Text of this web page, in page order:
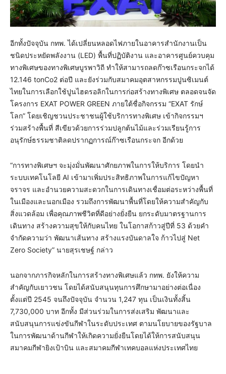
อีกทั้งปัจจุบัน กทพ. ได้เปลี่ยนหลอดไฟภายในอาคารสำนักงานเป็น
ชนิดประหยัดพลังงาน (LED) พื้นที่ปฏิบัติงาน และอาคารศูนย์ควบคุม
ทางพิเศษของทางพิเศษบูรพาวิถี ทำให้สามารถลดก๊าซเรือนกระจกได้
12.146 tonCo2 ต่อปี และยังร่วมกับสมาคมอุตสาหกรรมปูนซิเมนต์
ไทยในการเลือกใช้ปูนไฮดรอลิกในการก่อสร้างทางพิเศษ ตลอดจนจัด
โครงการ EXAT POWER GREEN ภายใต้ชื่อกิจกรรม “EXAT รักษ์
โลก” โดยเชิญชวนประชาชนผู้ใช้บริการทางพิเศษ เข้ากิจกรรมฯ
ร่วมสร้างพื้นที่ สีเขียวด้วยการร่วมปลูกต้นไม้และร่วมเรียนรู้การ
อนุรักษ์ธรรมชาติลดปรากฏการณ์ก๊าซเรือนกระจก อีกด้วย
“การทางพิเศษฯ จะมุ่งมั่นพัฒนาศักยภาพในการให้บริการ โดยนำ
ระบบเทคโนโลยี AI เข้ามาเพิ่มประสิทธิภาพในการแก้ไขปัญหา
จราจร และอำนวยความสะดวกในการเดินทางเชื่อมต่อระหว่างพื้นที่
ในเมืองและนอกเมือง รวมถึงการพัฒนาพื้นที่โดยให้ความสำคัญกับ
สิ่งแวดล้อม เพื่อคุณภาพชีวิตที่ดีอย่างยั่งยืน ยกระดับมาตรฐานการ
เดินทาง สร้างความสุขให้กับคนไทย ในโอกาสก้าวสู่ปีที่ 53 ด้วยคำ
จำกัดความว่า พัฒนาเส้นทาง สร้างแรงบันดาลใจ ก้าวไปสู่ Net
Zero Society” นายสุรเชษฐ์ กล่าว
นอกจากภารกิจหลักในการสร้างทางพิเศษแล้ว กทพ. ยังให้ความ
สำคัญกับเยาวชน โดยได้สนับสนุนทุนการศึกษามาอย่างต่อเนื่อง
ตั้งแต่ปี 2545 จนถึงปัจจุบัน จำนวน 1,247 ทุน เป็นเงินทั้งสิ้น
7,730,000 บาท อีกทั้ง มีส่วนร่วมในการส่งเสริม พัฒนาและ
สนับสนุนการแข่งขันกีฬาในระดับประเทศ ตามนโยบายของรัฐบาล
ในการพัฒนาด้านกีฬาให้เกิดความยั่งยืนโดยได้ให้การสนับสนุน
สมาคมกีฬายิงเป้าบิน และสมาคมกีฬาเทคบอลแห่งประเทศไทย